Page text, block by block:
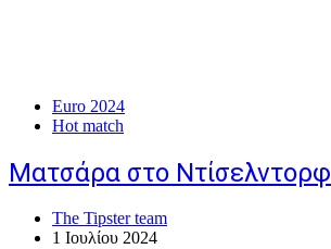
Euro 2024
Hot match
Ματσάρα στο Ντίσελντορφ
The Tipster team
1 Ιουλίου 2024